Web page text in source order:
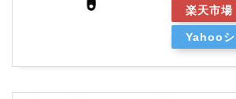
楽天市場
Yahoo